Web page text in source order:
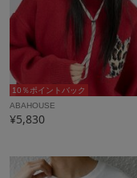
10％ポイントバック
ABAHOUSE
¥5,830